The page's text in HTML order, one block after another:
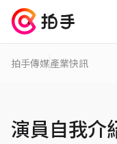
拍手傳媒產業快訊
演員自我介